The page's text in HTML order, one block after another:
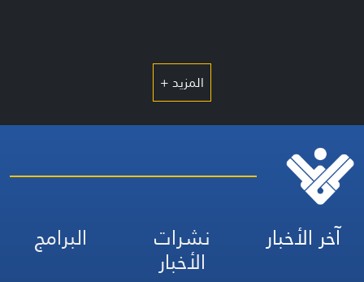
المزيد +
آخر الأخبار نشرات
الأخبار
البرامج